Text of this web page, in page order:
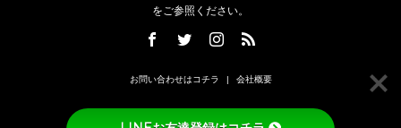
をご参照ください。
お問い合わせはコチラ 会社概要